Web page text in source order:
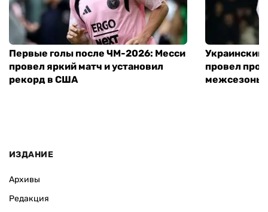
Первые голы после ЧМ-2026: Месси
провел яркий матч и установил
рекорд в США
Украинский
провел
межсезонье
ИЗДАНИЕ
Архивы
Редакция